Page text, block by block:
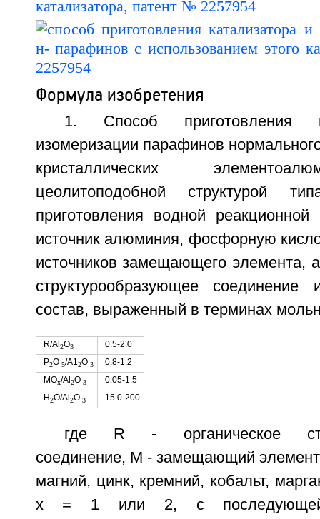
Формула изобретения
1. Способ приготовления
изомеризации парафинов
кристаллических
цеолитоподобной структурой
приготовления водной
источник алюминия, фосфорную
источников замещающего элемента,
структурообразующее
состав, выраженный в терминах
R/Al 2О3
0.5-2.0
Р2O 5/А12O3
0.8-1.2
МОх/Al 2O3
0.05-1.5
Н2О/Al 2О3 15.0-200
где R - органическое
соединение, М - замещающий
магний, цинк, кремний, кобальт,
х = 1 или 2, с последующей